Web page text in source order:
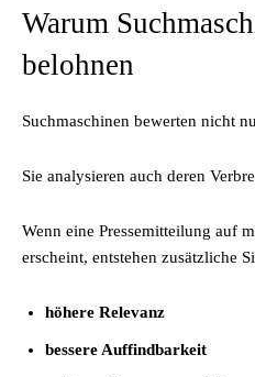
Warum
belohnen
Suchmaschinen bewerten nicht
Sie analysieren auch deren
Wenn eine Pressemitteilung auf
erscheint, entstehen zusätzliche
höhere Relevanz
bessere Auffindbarkeit